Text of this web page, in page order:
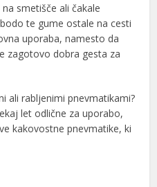
smetišče ali čakale
te gume ostale na cesti
uporaba, namesto da
zagotovo dobra gesta za
ali rabljenimi pnevmatikami?
let odlične za uporabo,
kakovostne pnevmatike, ki